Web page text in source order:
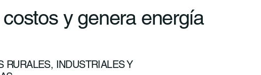
y genera energía
RURALES, INDUSTRIALES Y